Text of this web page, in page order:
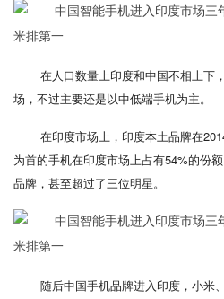
在人口数量上印度和中国不相上下
场，不过主要还是以中低端手机为主。
在印度市场上，印度本土品牌在
为首的手机在印度市场上占有54%的份
品牌，甚至超过了三位明星。
随后中国手机品牌进入印度，小米